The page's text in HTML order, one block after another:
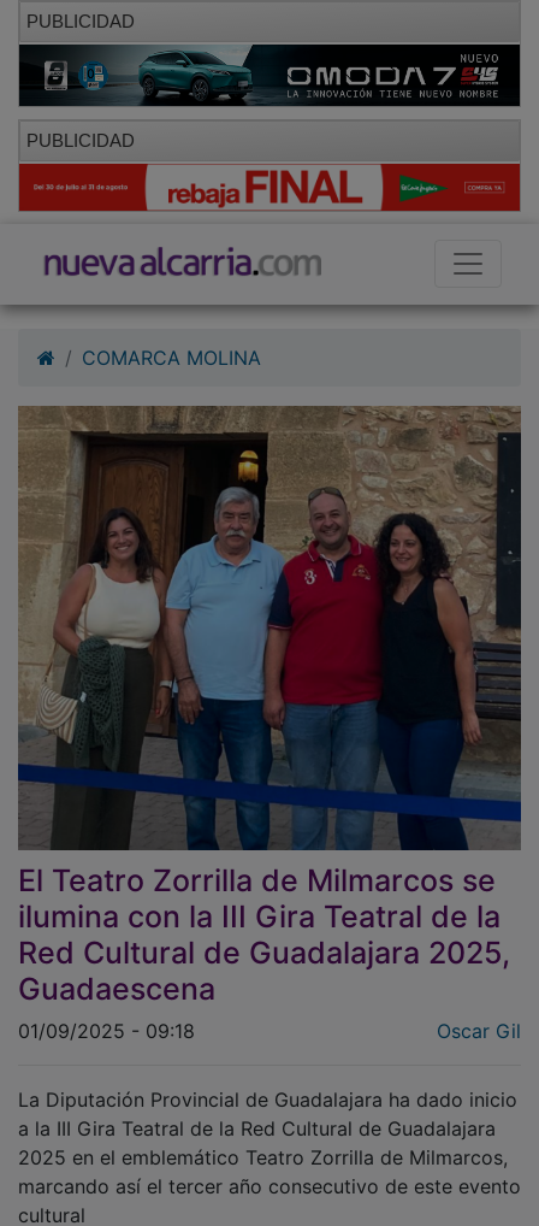
PUBLICIDAD
PUBLICIDAD
El Teatro Zorrilla de Milmarcos se
ilumina con la III Gira Teatral de la
Red Cultural de Guadalajara 2025,
Guadaescena
a la III Gira Teatral de la Red Cultural de Guadalajara
2025 en el emblemático Teatro Zorrilla de Milmarcos,
marcando así el tercer año consecutivo de este evento
cultural